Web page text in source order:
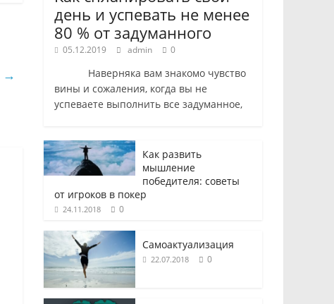
→
день и успевать не менее
80 % от задуманного
05.12.2019 admin 0
Наверняка вам знакомо чувство
вины и сожаления, когда вы не
успеваете выполнить все задуманное,
Как развить
мышление
победителя: советы
от игроков в покер
24.11.2018 0
Самоактуализация
22.07.2018 0